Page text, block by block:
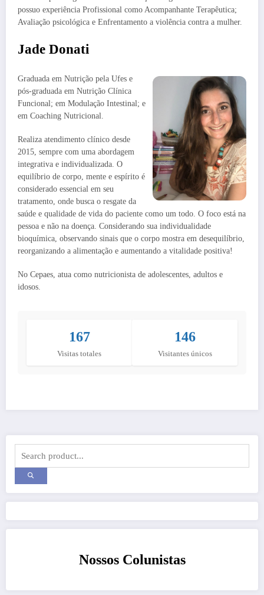
possuo experiência Profissional como Acompanhante Terapêutica;
Avaliação psicológica e Enfrentamento a violência contra a mulher.
Jade Donati
Graduada em Nutrição pela Ufes e
pós-graduada em Nutrição Clínica
Funcional; em Modulação Intestinal; e
em Coaching Nutricional.
Realiza atendimento clínico desde
2015, sempre com uma abordagem
integrativa e individualizada. O
equilíbrio de corpo, mente e espírito é
considerado essencial em seu
tratamento, onde busca o resgate da
saúde e qualidade de vida do paciente como um todo. O foco está na
pessoa e não na doença. Considerando sua individualidade
bioquímica, observando sinais que o corpo mostra em desequilíbrio,
reorganizando a alimentação e aumentando a vitalidade positiva!
No Cepaes, atua como nutricionista de adolescentes, adultos e
idosos.
167
Visitas totales
146
Visitantes únicos
Nossos Colunistas